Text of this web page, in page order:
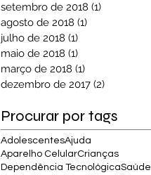
setembro de 2018 (1)
agosto de 2018 (1)
julho de 2018 (1)
maio de 2018 (1)
março de 2018 (1)
dezembro de 2017 (2)
Procurar por tags
AdolescentesAjuda
Aparelho CelularCrianças
Dependência TecnológicaSaúde